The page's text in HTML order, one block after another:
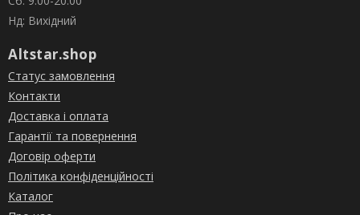
Нд: Вихідний
Altstar.shop
Статус замовлення
Контакти
Доставка і оплата
Гарантії та повернення
Договір оферти
Політика конфіденційності
Каталог